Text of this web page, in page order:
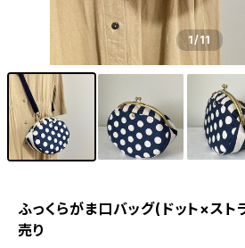
1/11
ふっくらがま口バッグ(ドット×ス
売り